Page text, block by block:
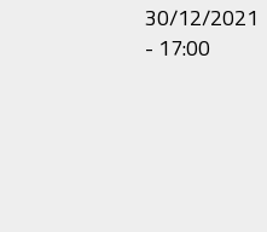
30/12/2021
- 17:00